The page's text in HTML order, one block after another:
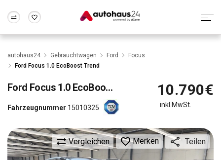
Zum Antrag
Wir bewerten dein Auto
Alle Fragen & Antworten
Rund um die Inzahlungnahme
Frankfurt Wuppertal
autohaus24 Gebrauchtwagen Ford
Focus
Ford Focus 1.0 EcoBoost Trend
Ford Focus 1.0 EcoBoost Trend
Fahrzeugnummer 15010325
Vergleichen Merken Teilen
10.790€
inkl.MwSt.